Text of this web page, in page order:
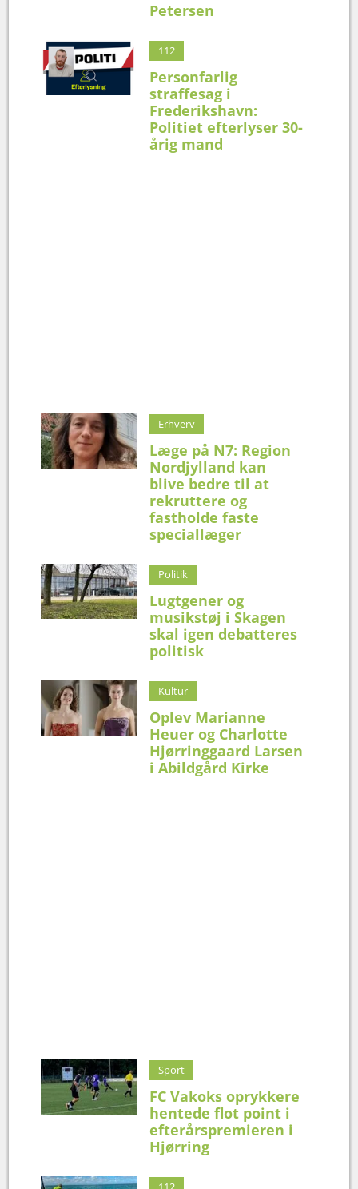
Petersen
112
Personfarlig
straffesag i
Frederikshavn:
Politiet efterlyser 30-
årig mand
Erhverv
Læge på N7: Region
Nordjylland kan
blive bedre til at
rekruttere og
fastholde faste
speciallæger
Politik
Lugtgener og
musikstøj i Skagen
skal igen debatteres
politisk
Kultur
Oplev Marianne
Heuer og Charlotte
Hjørringgaard Larsen
i Abildgård Kirke
Sport
FC Vakoks oprykkere
hentede flot point i
efterårspremieren i
Hjørring